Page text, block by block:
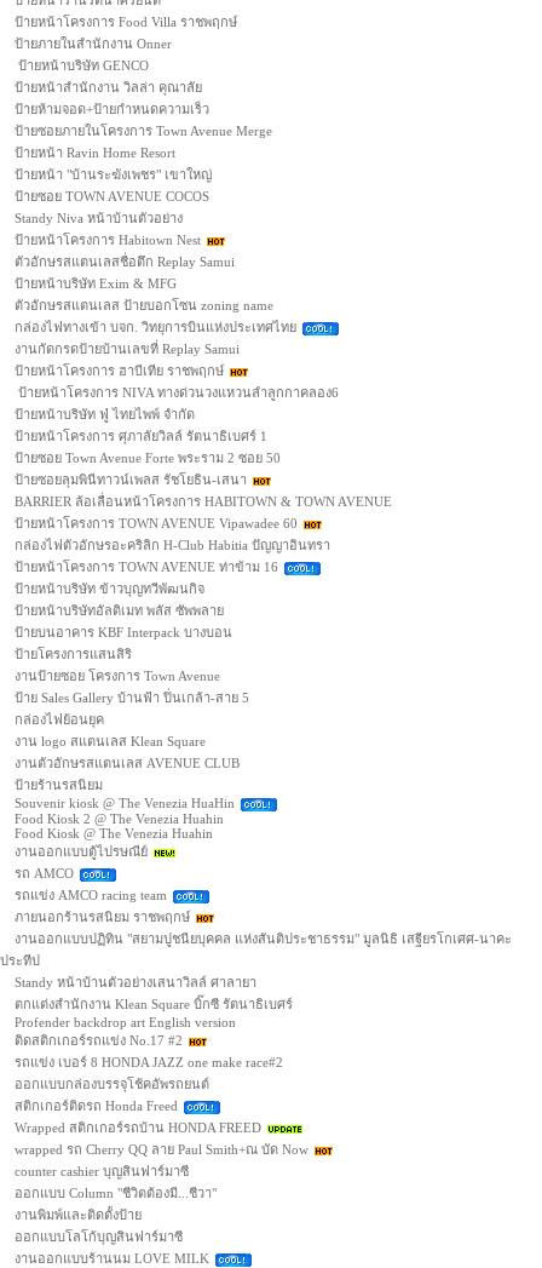
ป้ายหน้าโครงการ Food Villa ราชพฤกษ์
ป้ายภายในสำนักงาน Onner
ป้ายหน้าบริษัท GENCO
ป้ายหน้าสำนักงาน วิลล่า คุณาลัย
ป้ายห้ามจอด+ป้ายกำหนดความเร็ว
ป้ายซอยภายในโครงการ Town Avenue Merge
ป้ายหน้า Ravin Home Resort
ป้ายหน้า "บ้านระฆังเพชร" เขาใหญ่
ป้ายซอย TOWN AVENUE COCOS
Standy Niva หน้าบ้านตัวอย่าง
ป้ายหน้าโครงการ Habitown Nest
ตัวอักษรสแตนเลสชื่อตึก Replay Samui
ป้ายหน้าบริษัท Exim & MFG
ตัวอักษรสแตนเลส ป้ายบอกโซน zoning name
กล่องไฟทางเข้า บจก. วิทยุการบินแห่งประเทศไทย
งานกัดกรดป้ายบ้านเลขที่ Replay Samui
ป้ายหน้าโครงการ ฮาบีเทีย ราชพฤกษ์
ป้ายหน้าโครงการ NIVA ทางด่วนวงแหวนลำลูกกาคลอง6
ป้ายหน้าบริษัท ฟู่ ไทยไพพ์ จำกัด
ป้ายหน้าโครงการ ศุภาลัยวิลล์ รัตนาธิเบศร์ 1
ป้ายซอย Town Avenue Forte พระราม 2 ซอย 50
ป้ายซอยลุมพินีทาวน์เพลส รัชโยธิน-เสนา
BARRIER ล้อเลื่อนหน้าโครงการ HABITOWN & TOWN AVENUE
ป้ายหน้าโครงการ TOWN AVENUE Vipawadee 60
กล่องไฟตัวอักษรอะคริลิก H-Club Habitia ปัญญาอินทรา
ป้ายหน้าโครงการ TOWN AVENUE ท่าข้าม 16
ป้ายหน้าบริษัท ข้าวบุญทวีพัฒนกิจ
ป้ายหน้าบริษัทอัลติเมท พลัส ซัพพลาย
ป้ายบนอาคาร KBF Interpack บางบอน
ป้ายโครงการแสนสิริ
งานป้ายซอย โครงการ Town Avenue
ป้าย Sales Gallery บ้านฟ้า ปิ่นเกล้า-สาย 5
กล่องไฟย้อนยุค
งาน logo สแตนเลส Klean Square
งานตัวอักษรสแตนเลส AVENUE CLUB
ป้ายร้านรสนิยม
Souvenir kiosk @ The Venezia HuaHin
Food Kiosk 2 @ The Venezia Huahin
Food Kiosk @ The Venezia Huahin
งานออกแบบตู้ไปรษณีย์
รถ AMCO
รถแข่ง AMCO racing team
ภายนอกร้านรสนิยม ราชพฤกษ์
งานออกแบบปฏิทิน "สยามปูชนียบุคคล แห่งสันติประชาธรรม" มูลนิธิ เสฐียรโกเศศ-นาคะ
ประทีป
Standy หน้าบ้านตัวอย่างเสนาวิลล์ ศาลายา
ตกแต่งสำนักงาน Klean Square บิ๊กซี รัตนาธิเบศร์
Profender backdrop art English version
ติดสติกเกอร์รถแข่ง No.17 #2
รถแข่ง เบอร์ 8 HONDA JAZZ one make race#2
ออกแบบกล่องบรรจุโช้คอัพรถยนต์
สติกเกอร์ติดรถ Honda Freed
Wrapped สติกเกอร์รถบ้าน HONDA FREED
wrapped รถ Cherry QQ ลาย Paul Smith+ณ บัด Now
counter cashier บุญสินฟาร์มาซี
ออกแบบ Column "ชีวิตต้องมี...ชีวา"
งานพิมพ์และติดตั้งป้าย
ออกแบบโลโก้บุญสินฟาร์มาซี
งานออกแบบร้านนม LOVE MILK